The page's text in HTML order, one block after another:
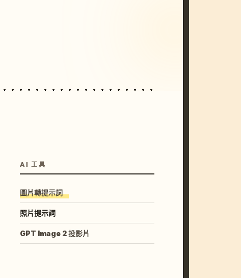
AI 工具
圖片轉提示詞
照片提示詞
GPT Image 2 投影片